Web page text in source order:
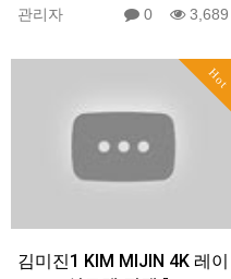
관리자 0 3,689
Hot
김미진1 KIM MIJIN 4K 레이